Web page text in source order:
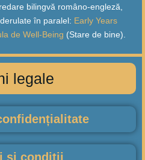
bilingvă româno-engleză,
în paralel: Early Years
de Well-Being (Stare de bine).
legale
și condiții